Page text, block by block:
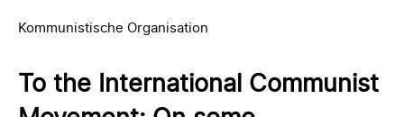
Kommunistische Organisation
To the International Communist